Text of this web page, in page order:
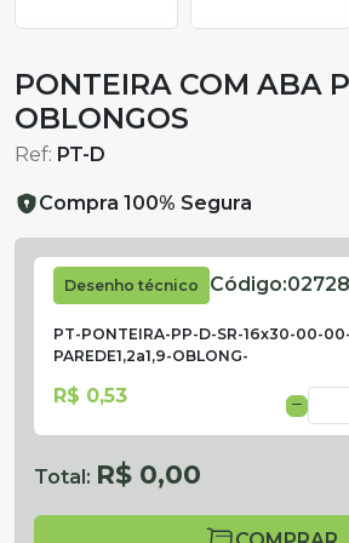
PONTEIRA COM ABA
OBLONGOS
Ref: PT-D
Compra 100% Segura
Desenho técnico Código:02728
PT-PONTEIRA-PP-D-SR-16x30-00-
PAREDE1,2a1,9-OBLONG-
R$ 0,53
Total: R$ 0,00